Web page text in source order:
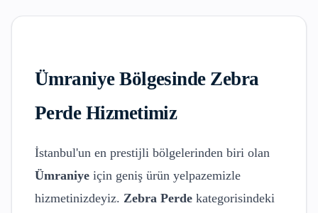
ÜmraniyeBölgesinde Zebra
PerdeHizmetimiz
İstanbul'un en prestijli bölgelerinden biri olan
Ümraniye için geniş ürün yelpazemizle
hizmetinizdeyiz. Zebra Perde kategorisindeki